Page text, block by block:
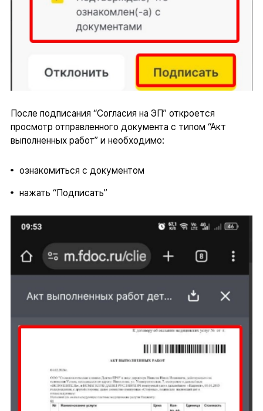
После подписания “Согласия на ЭП” откроется
просмотр отправленного документа с типом “Акт
выполненных работ” и необходимо:
ознакомиться с документом
нажать “Подписать”